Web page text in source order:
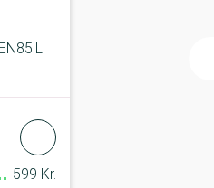
599 Kr.